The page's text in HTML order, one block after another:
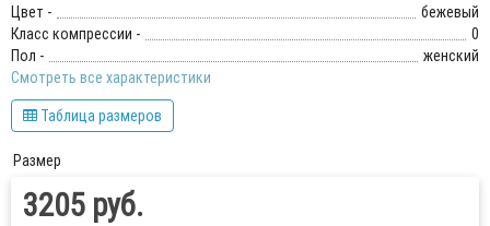
Цвет -
бежевый
Класс компрессии -
0
Пол -
женский
Смотреть все характеристики
Таблица размеров
Размер
3205 руб.